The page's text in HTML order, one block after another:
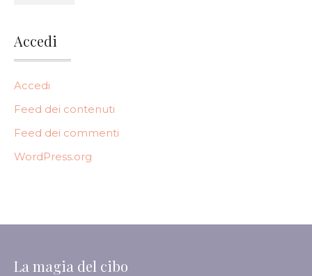
Accedi
Accedi
Feed dei contenuti
Feed dei commenti
WordPress.org
La magia del cibo